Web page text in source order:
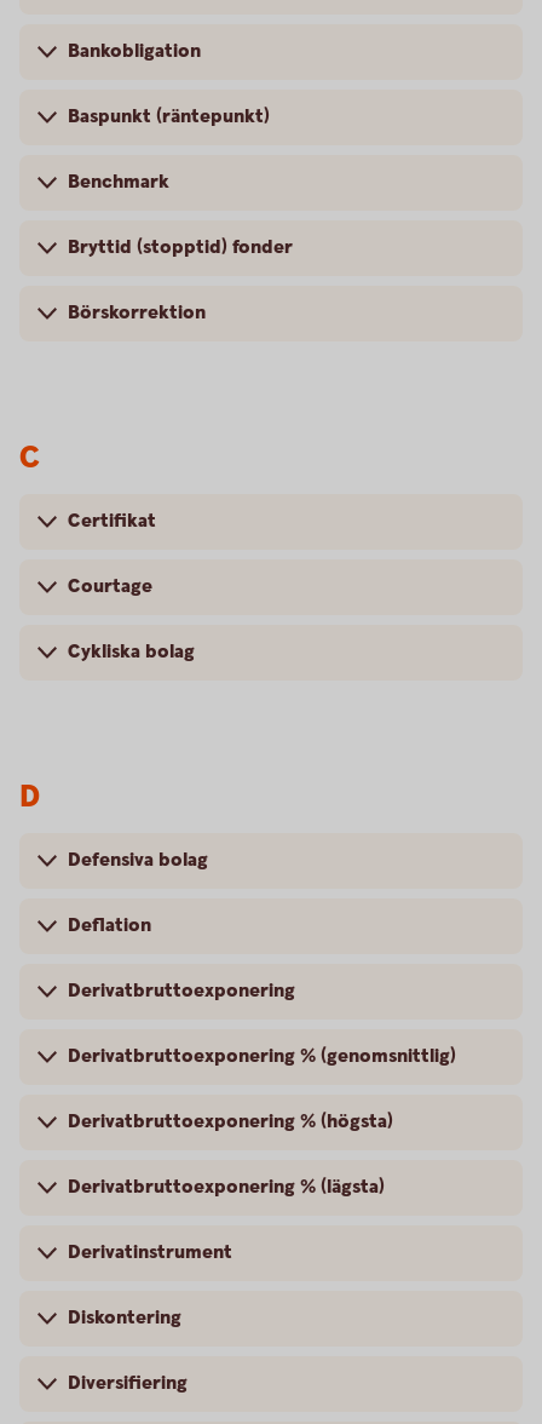
Bankobligation
Baspunkt (räntepunkt)
Benchmark
Bryttid (stopptid) fonder
Börskorrektion
C
Certifikat
Courtage
Cykliska bolag
D
Defensiva bolag
Deflation
Derivatbruttoexponering
Derivatbruttoexponering % (genomsnittlig)
Derivatbruttoexponering % (högsta)
Derivatbruttoexponering % (lägsta)
Derivatinstrument
Diskontering
Diversifiering